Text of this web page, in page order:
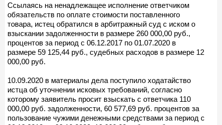
Ссылаясь на ненадлежащее исполнение ответчиком
обязательств по оплате стоимости поставленного
товара, истец обратился в арбитражный суд с иском о
взыскании задолженности в размере 260 000,00 руб.,
процентов за период с 06.12.2017 по 01.07.2020 в
размере 59 125,44 руб., судебных расходов в размере 12
000,00 руб.
10.09.2020 в материалы дела поступило ходатайство
истца об уточнении исковых требований, согласно
которому заявитель просит взыскать с ответчика 110
000,00 руб. задолженности, 60 577,69 руб. процентов за
пользование чужими денежными средствами за период с